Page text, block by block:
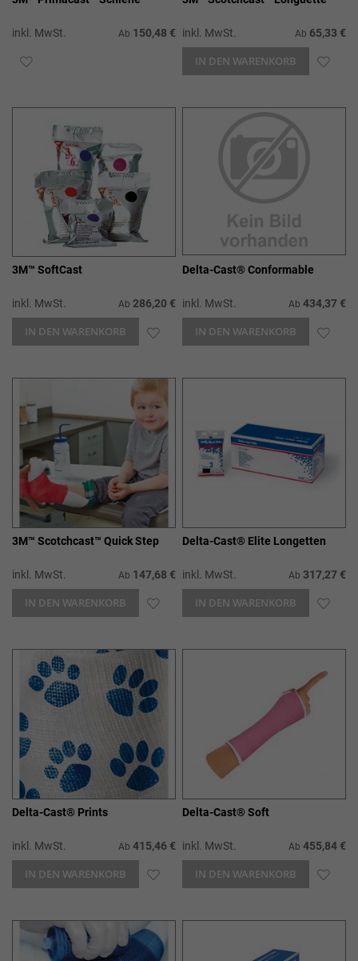
inkl. MwSt. Ab 150,48 €
ZUR
inkl. MwSt. Ab 65,33 €
IN DEN WARENKORB ZUR
3M™ SoftCast
inkl. MwSt. Ab 286,20 €
IN DEN WARENKORB ZUR
Delta-Cast® Conformable
inkl. MwSt. Ab 434,37 €
IN DEN WARENKORB ZUR
3M™ Scotchcast™ Quick Step
inkl. MwSt. Ab 147,68 €
IN DEN WARENKORB ZUR
HINZUFÜGEN
Delta-Cast® Elite Longetten
inkl. MwSt. Ab 317,27 €
IN DEN WARENKORB ZUR
Delta-Cast® Prints
inkl. MwSt. Ab 415,46 €
IN DEN WARENKORB ZUR
Delta-Cast® Soft
inkl. MwSt. Ab 455,84 €
IN DEN WARENKORB ZUR